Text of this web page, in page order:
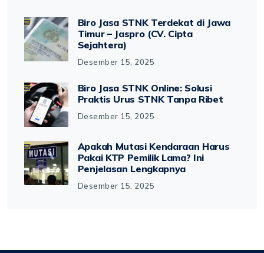
Biro Jasa STNK Terdekat di Jawa
Timur – Jaspro (CV. Cipta
Sejahtera)
Desember 15, 2025
Biro Jasa STNK Online: Solusi
Praktis Urus STNK Tanpa Ribet
Desember 15, 2025
Apakah Mutasi Kendaraan Harus
Pakai KTP Pemilik Lama? Ini
Penjelasan Lengkapnya
Desember 15, 2025